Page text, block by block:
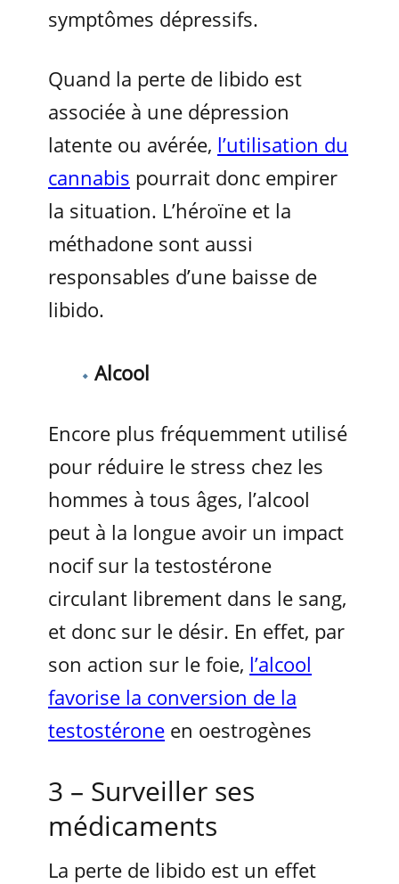
symptômes dépressifs.
Quand la perte de libido est
associée à une dépression
latente ou avérée, l’utilisation du
cannabis pourrait donc empirer
la situation. L’héroïne et la
méthadone sont aussi
responsables d’une baisse de
libido.
Alcool
Encore plus fréquemment utilisé
pour réduire le stress chez les
hommes à tous âges, l’alcool
peut à la longue avoir un impact
nocif sur la testostérone
circulant librement dans le sang,
et donc sur le désir. En effet, par
son action sur le foie, l’alcool
favorise la conversion de la
testostérone en oestrogènes
3 – Surveiller ses
médicaments
La perte de libido est un effet